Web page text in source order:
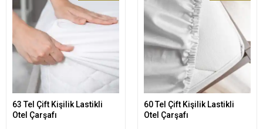
Sepete Ekle
63 Tel Çift Kişilik Lastikli
Otel Çarşafı
Sepete Ekle
60 Tel Çift Kişilik Lastikli
Otel Çarşafı